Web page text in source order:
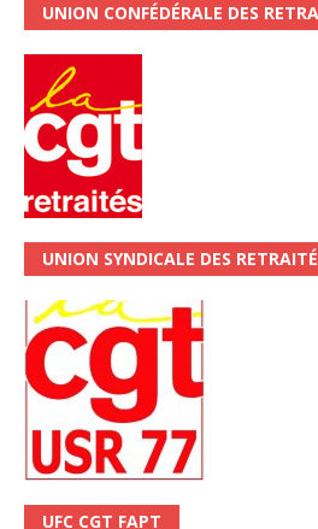
UNION CONFÉDÉRALE DES
UNION SYNDICALE DES
UFC CGT FAPT